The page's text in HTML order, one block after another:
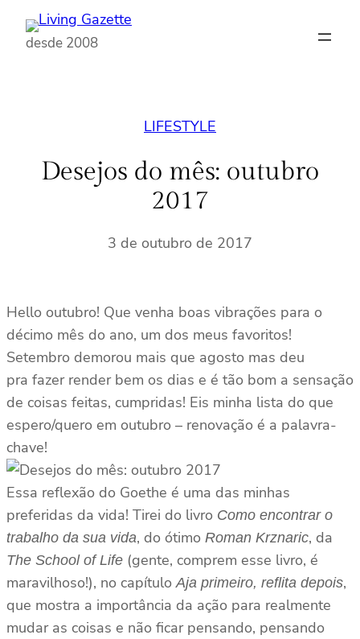
Pular
paradesde 2008
LIFESTYLE
Desejos do mês: outubro
2017
3 de outubro de 2017
Hello outubro! Que venha boas vibrações para o
décimo mês do ano, um dos meus favoritos!
Setembro demorou mais que agosto mas deu
pra fazer render bem os dias e é tão bom a sensação
de coisas feitas, cumpridas! Eis minha lista do que
espero/quero em outubro – renovação é a palavra-
chave!
Essa reflexão do Goethe é uma das minhas
preferidas da vida! Tirei do livro Como encontrar o
trabalho da sua vida, do ótimo Roman Krznaric, da
The School of Life (gente, comprem esse livro, é
maravilhoso!), no capítuloAja primeiro, reflita depois,
que mostra a importância da ação para realmente
mudar as coisas e não ficar pensando, pensando